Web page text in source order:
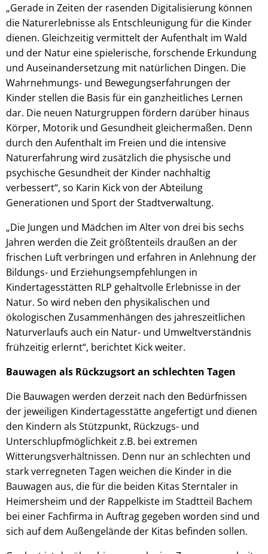
„Gerade in Zeiten der rasenden Digitalisierung können
die Naturerlebnisse als Entschleunigung für die Kinder
dienen. Gleichzeitig vermittelt der Aufenthalt im Wald
und der Natur eine spielerische, forschende Erkundung
und Auseinandersetzung mit natürlichen Dingen. Die
Wahrnehmungs- und Bewegungserfahrungen der
Kinder stellen die Basis für ein ganzheitliches Lernen
dar. Die neuen Naturgruppen fördern darüber hinaus
Körper, Motorik und Gesundheit gleichermaßen. Denn
durch den Aufenthalt im Freien und die intensive
Naturerfahrung wird zusätzlich die physische und
psychische Gesundheit der Kinder nachhaltig
verbessert“, so Karin Kick von der Abteilung
Generationen und Sport der Stadtverwaltung.
„Die Jungen und Mädchen im Alter von drei bis sechs
Jahren werden die Zeit größtenteils draußen an der
frischen Luft verbringen und erfahren in Anlehnung der
Bildungs- und Erziehungsempfehlungen in
Kindertagesstätten RLP gehaltvolle Erlebnisse in der
Natur. So wird neben den physikalischen und
ökologischen Zusammenhängen des jahreszeitlichen
Naturverlaufs auch ein Natur- und Umweltverständnis
frühzeitig erlernt“, berichtet Kick weiter.
Bauwagen als Rückzugsort an schlechten Tagen
Die Bauwagen werden derzeit nach den Bedürfnissen
der jeweiligen Kindertagesstätte angefertigt und dienen
den Kindern als Stützpunkt, Rückzugs- und
Unterschlupfmöglichkeit z.B. bei extremen
Witterungsverhältnissen. Denn nur an schlechten und
stark verregneten Tagen weichen die Kinder in die
Bauwagen aus, die für die beiden Kitas Sterntaler in
Heimersheim und der Rappelkiste im Stadtteil Bachem
bei einer Fachfirma in Auftrag gegeben worden sind und
sich auf dem Außengelände der Kitas befinden sollen.